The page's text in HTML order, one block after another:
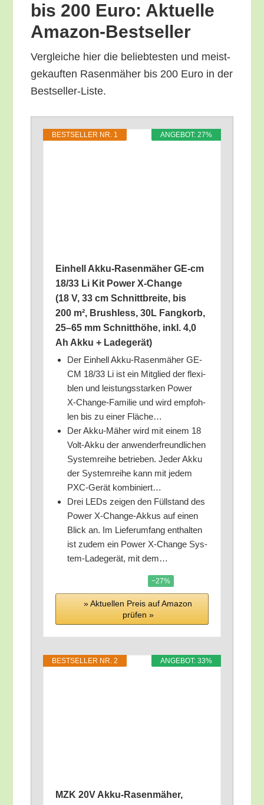
bis 200 Euro: Aktu­el­le
Amazon-Bestseller
Ver­glei­che hier die belieb­tes­ten und meist­
ge­kauf­ten Rasen­mä­her bis 200 Euro in der
Bestseller-Liste.
ANGE­BOT: 27%
BEST­SEL­LER NR. 1
Ein­hell Akku-Rasen­mä­her GE-cm
18/​33 Li Kit Power X‑Change
(18 V, 33 cm Schnitt­brei­te, bis
200 m², Brushl­ess, 30L Fang­korb,
25–65 mm Schnitt­hö­he, inkl. 4,0
Ah Akku + Ladegerät)
Der Ein­hell Akku-Rasen­mä­her GE-
CM 18/​33 Li ist ein Mit­glied der fle­xi­
blen und leis­tungs­star­ken Power
X‑Ch­an­ge-Fami­lie und wird emp­foh­
len bis zu einer Fläche…
Der Akku-Mäher wird mit einem 18
Volt-Akku der anwen­der­freund­li­chen
Sys­tem­rei­he betrie­ben. Jeder Akku
der Sys­tem­rei­he kann mit jedem
PXC-Gerät kombiniert…
Drei LEDs zei­gen den Füll­stand des
Power X‑Ch­an­ge-Akkus auf einen
Blick an. Im Lie­fer­um­fang ent­hal­ten
ist zudem ein Power X‑Change Sys­
tem-Lade­ge­rät, mit dem…
−27%
» Aktu­el­len Preis auf Ama­zon
prü­fen »
ANGE­BOT: 33%
BEST­SEL­LER NR. 2
MZK 20V Akku-Rasen­mä­her,